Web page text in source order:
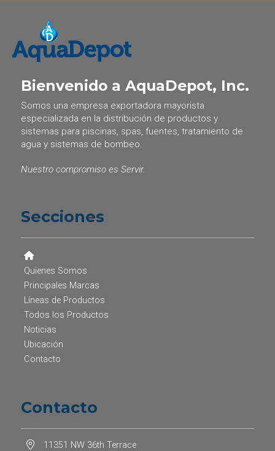
Bienvenido a AquaDepot, Inc.
Somos una empresa exportadora mayorista
especializada en la distribución de productos y
sistemas para piscinas, spas, fuentes, tratamiento de
agua y sistemas de bombeo.
Nuestro compromiso es Servir.
Secciones
Quienes Somos
Principales Marcas
Líneas de Productos
Todos los Productos
Noticias
Ubicación
Contacto
Contacto
11351 NW 36th Terrace